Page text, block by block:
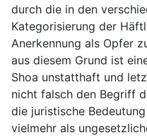
durch die in den
Kategorisierung der
Anerkennung als Opfer
aus diesem Grund ist
Shoa unstatthaft und
nicht falsch den Begriff
die juristische
vielmehr als